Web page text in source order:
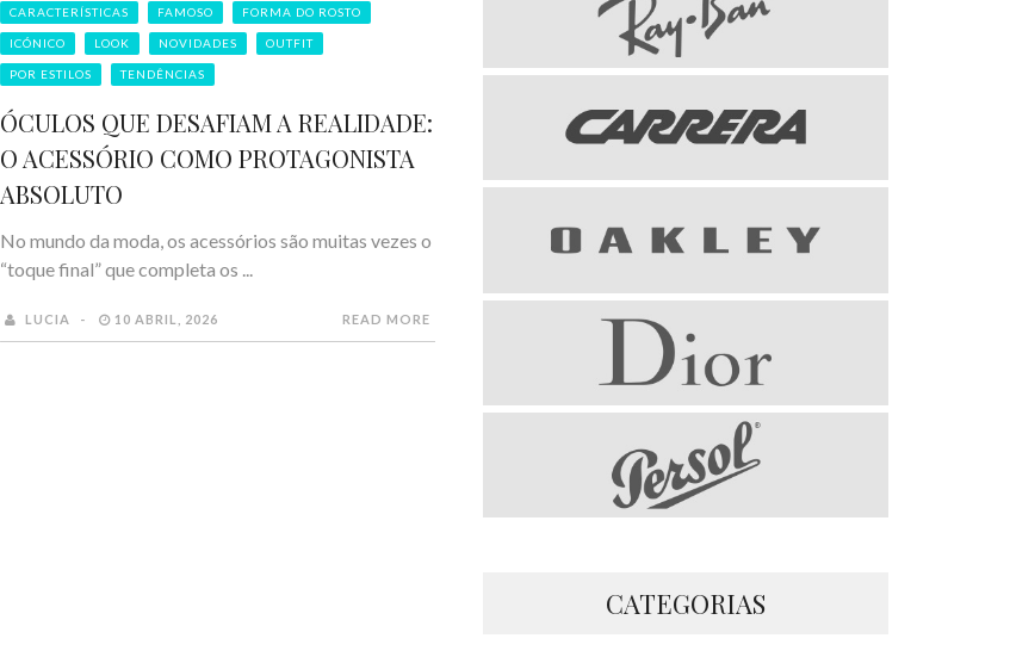
CARACTERÍSTICAS FAMOSO FORMA DO ROSTO
ICÓNICO LOOK NOVIDADES OUTFIT
POR ESTILOS TENDÊNCIAS
ÓCULOS QUE DESAFIAM A REALIDADE:
O ACESSÓRIO COMO PROTAGONISTA
ABSOLUTO
No mundo da moda, os acessórios são muitas vezes o
“toque final” que completa os ...
LUCIA 10 ABRIL, 2026 READ MORE
CATEGORIAS